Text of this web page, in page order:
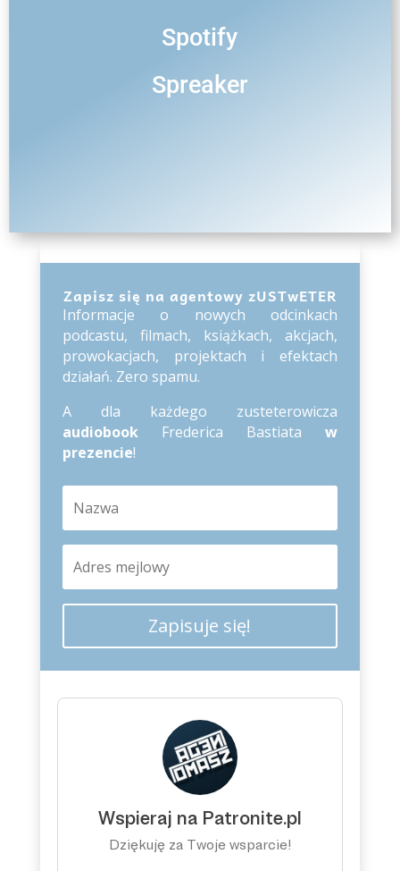
Spotify
Spreaker
Zapisz się na agentowy zUSTwETER
Informacje o nowych odcinkach
podcastu, filmach, książkach, akcjach,
prowokacjach, projektach i efektach
działań. Zero spamu.
A dla każdego zusteterowicza
audiobookFrederica Bastiataw
prezencie!
Zapisuje się!